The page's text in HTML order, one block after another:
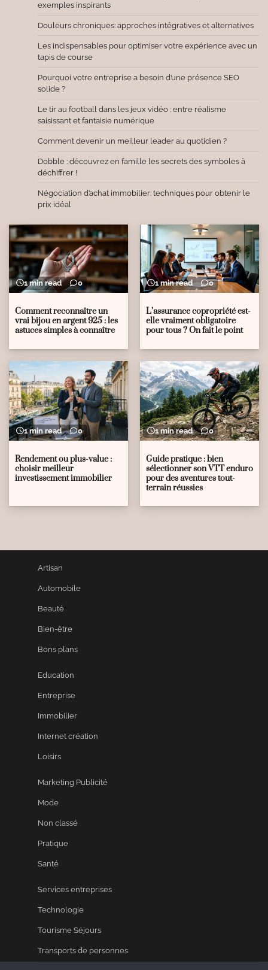
exemples inspirants
Douleurs chroniques: approches intégratives et alternatives
Les indispensables pour optimiser votre expérience avec un
tapis de course
Pourquoi votre entreprise a besoin d’une présence SEO
solide ?
Le tir au football dans les jeux vidéo : entre réalisme
saisissant et fantaisie numérique
Comment devenir un meilleur leader au quotidien ?
Dobble : découvrez en famille les secrets des symboles à
déchiffrer !
Négociation d’achat immobilier: techniques pour obtenir le
prix idéal
1 min read 0
Comment reconnaître un
vrai bijou en argent 925 : les
astuces simples à connaître
1 min read 0
L’assurance copropriété est-
elle vraiment obligatoire
pour tous ? On fait le point
1 min read 0
Rendement ou plus-value :
choisir meilleur
investissement immobilier
1 min read 0
Guide pratique : bien
sélectionner son VTT enduro
pour des aventures tout-
terrain réussies
Artisan
Automobile
Beauté
Bien-être
Bons plans
Education
Entreprise
Immobilier
Internet création
Loisirs
Marketing Publicité
Mode
Non classé
Pratique
Santé
Services entreprises
Technologie
Tourisme Séjours
Transports de personnes